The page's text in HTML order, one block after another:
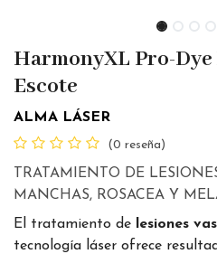
HarmonyXL Pro-
Escote
ALMA LÁSER
(0 reseña)
TRATAMIENTO DE
MANCHAS, ROSACEA Y
El tratamiento de lesiones
tecnología láser ofrece